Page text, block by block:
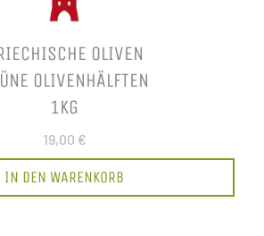
OLIVEN
OLIVENHÄLFTEN
1KG
19,00 €
IN DEN WARENKORB